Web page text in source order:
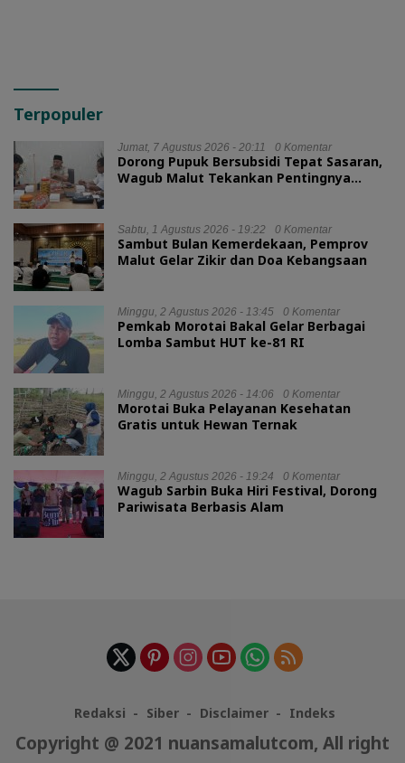
Terpopuler
Jumat, 7 Agustus 2026 - 20:11 0 Komentar
Dorong Pupuk Bersubsidi Tepat Sasaran,
Wagub Malut Tekankan Pentingnya
Sabtu, 1 Agustus 2026 - 19:22 0 Komentar
Sambut Bulan Kemerdekaan, Pemprov
Malut Gelar Zikir dan Doa Kebangsaan
Minggu, 2 Agustus 2026 - 13:45 0 Komentar
Pemkab Morotai Bakal Gelar Berbagai
Lomba Sambut HUT ke-81 RI
Minggu, 2 Agustus 2026 - 14:06 0 Komentar
Morotai Buka Pelayanan Kesehatan
Gratis untuk Hewan Ternak
Minggu, 2 Agustus 2026 - 19:24 0 Komentar
Wagub Sarbin Buka Hiri Festival, Dorong
Pariwisata Berbasis Alam
Redaksi Siber Disclaimer Indeks
Copyright @ 2021 nuansamalutcom, All right